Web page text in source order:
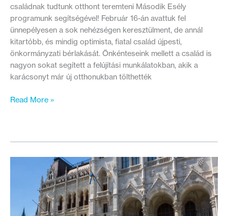
családnak tudtunk otthont teremteni Második Esély
programunk segítségével! Február 16-án avattuk fel
ünnepélyesen a sok nehézségen keresztülment, de annál
kitartóbb, és mindig optimista, fiatal család újpesti,
önkormányzati bérlakását. Önkénteseink mellett a család is
nagyon sokat segített a felújítási munkálatokban, akik a
karácsonyt már új otthonukban tölthették
A
alatt
együtt
Read More »